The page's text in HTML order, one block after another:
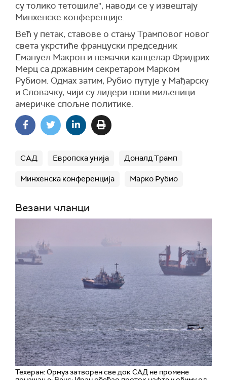
су толико тетошиле", наводи се у извештају
Минхенске конференције.
Већ у петак, ставове о стању Трамповог новог
света укрстиће француски председник
Емануел Макрон и немачки канцелар Фридрих
Мерц са државним секретаром Марком
Рубиом. Одмах затим, Рубио путује у Мађарску
и Словачку, чији су лидери нови миљеници
америчке спољне политике.
САД Европска унија Доналд Трамп
Минхенска конференција Марко Рубио
Везани чланци
Техеран: Ормуз затворен све док САД не промене